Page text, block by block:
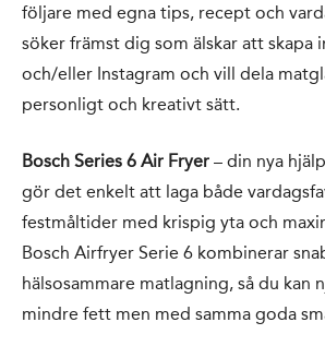
följare med egna tips, recept och
söker främst dig som älskar att skapa
och/eller Instagram och vill dela
personligt och kreativt sätt.
Bosch Series 6 Air Fryer – din nya
gör det enkelt att laga både
festmåltider med krispig yta och
Bosch Airfryer Serie 6 kombinerar
hälsosammare matlagning, så du kan
mindre fett men med samma goda